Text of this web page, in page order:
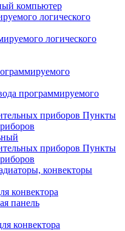
компьютер
логического
логического
программируемого
Пункты
Пункты
конвекторы
конвектора
панель
конвектора